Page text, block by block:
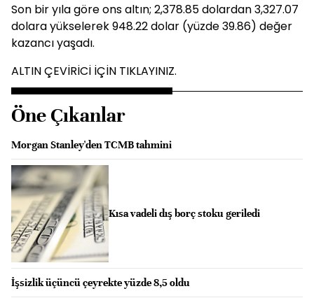
Son bir yıla göre ons altın; 2,378.85 dolardan 3,327.07
dolara yükselerek 948.22 dolar (yüzde 39.86) değer
kazancı yaşadı.
ALTIN ÇEVİRİCİ İÇİN TIKLAYINIZ.
Öne Çıkanlar
Morgan Stanley'den TCMB tahmini
Kısa vadeli dış borç stoku geriledi
İşsizlik üçüncü çeyrekte yüzde 8,5 oldu